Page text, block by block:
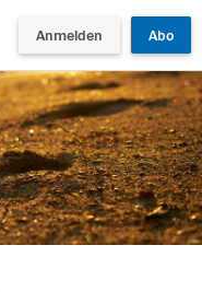
Anmelden Abo